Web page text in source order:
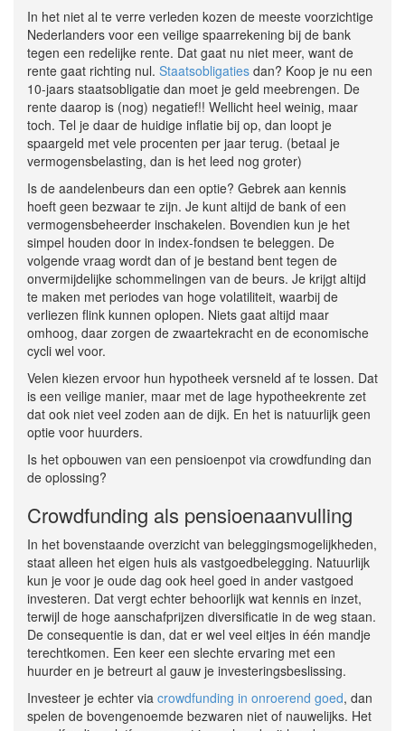
In het niet al te verre verleden kozen de meeste voorzichtige
Nederlanders voor een veilige spaarrekening bij de bank
tegen een redelijke rente. Dat gaat nu niet meer, want de
rente gaat richting nul. Staatsobligaties dan? Koop je nu een
10-jaars staatsobligatie dan moet je geld meebrengen. De
rente daarop is (nog) negatief!! Wellicht heel weinig, maar
toch. Tel je daar de huidige inflatie bij op, dan loopt je
spaargeld met vele procenten per jaar terug. (betaal je
vermogensbelasting, dan is het leed nog groter)
Is de aandelenbeurs dan een optie? Gebrek aan kennis
hoeft geen bezwaar te zijn. Je kunt altijd de bank of een
vermogensbeheerder inschakelen. Bovendien kun je het
simpel houden door in index-fondsen te beleggen. De
volgende vraag wordt dan of je bestand bent tegen de
onvermijdelijke schommelingen van de beurs. Je krijgt altijd
te maken met periodes van hoge volatiliteit, waarbij de
verliezen flink kunnen oplopen. Niets gaat altijd maar
omhoog, daar zorgen de zwaartekracht en de economische
cycli wel voor.
Velen kiezen ervoor hun hypotheek versneld af te lossen. Dat
is een veilige manier, maar met de lage hypotheekrente zet
dat ook niet veel zoden aan de dijk. En het is natuurlijk geen
optie voor huurders.
Is het opbouwen van een pensioenpot via crowdfunding dan
de oplossing?
Crowdfunding als pensioenaanvulling
In het bovenstaande overzicht van beleggingsmogelijkheden,
staat alleen het eigen huis als vastgoedbelegging. Natuurlijk
kun je voor je oude dag ook heel goed in ander vastgoed
investeren. Dat vergt echter behoorlijk wat kennis en inzet,
terwijl de hoge aanschafprijzen diversificatie in de weg staan.
De consequentie is dan, dat er wel veel eitjes in één mandje
terechtkomen. Een keer een slechte ervaring met een
huurder en je betreurt al gauw je investeringsbeslissing.
Investeer je echter via crowdfunding in onroerend goed, dan
spelen de bovengenoemde bezwaren niet of nauwelijks. Het